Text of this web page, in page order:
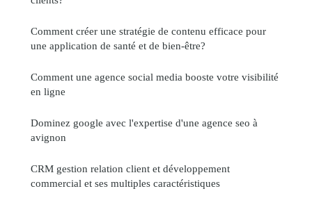
Comment créer une stratégie de contenu efficace pour
une application de santé et de bien-être?
Comment une agence social media booste votre visibilité
en ligne
Dominez google avec l'expertise d'une agence seo à
avignon
CRM gestion relation client et développement
commercial et ses multiples caractéristiques